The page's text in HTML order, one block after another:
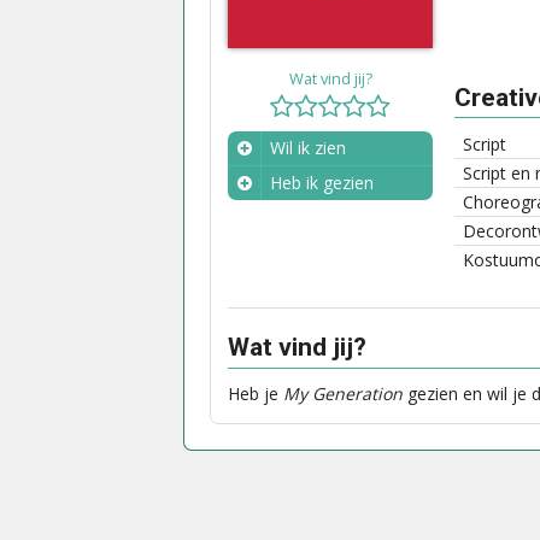
Wat vind jij?
Wil ik zien
Heb ik gezien
Script
Script en
Wat vind jij?
Heb je My Generation gezien en wil je